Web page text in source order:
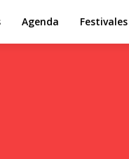
Agenda Festivales